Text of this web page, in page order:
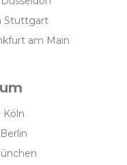
Stuttgart
am Main
Köln